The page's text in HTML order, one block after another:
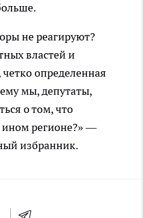
не реагируют?
властей и
четко определенная
мы, депутаты,
о том, что
ином регионе?» —
избранник.